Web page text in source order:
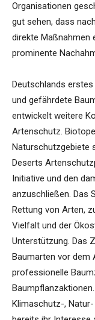
Organisationen
gut sehen, dass
direkte Maßnahmen
prominente
Deutschlands
und gefährdete
entwickelt weitere
Artenschutz.
Naturschutzgebiete
Deserts
Initiative und den
anzuschließen. Das
Rettung von Arten,
Vielfalt und der
Unterstützung. Das
Baumarten vor dem
professionelle
Klimaschutz-,